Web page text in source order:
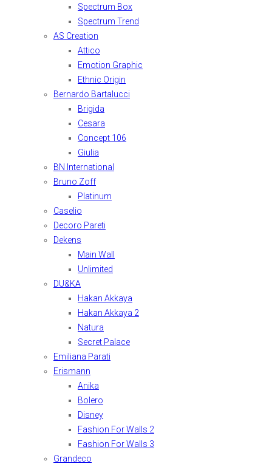
Spectrum Box
Spectrum Trend
AS Creation
Attico
Emotion Graphic
Ethnic Origin
Bernardo Bartalucci
Brigida
Cesara
Concept 106
Giulia
BN International
Bruno Zoff
Platinum
Caselio
Decoro Pareti
Dekens
Main Wall
Unlimited
DU&KA
Hakan Akkaya
Hakan Akkaya 2
Natura
Secret Palace
Emiliana Parati
Erismann
Anika
Bolero
Disney
Fashion For Walls 2
Fashion For Walls 3
Grandeco